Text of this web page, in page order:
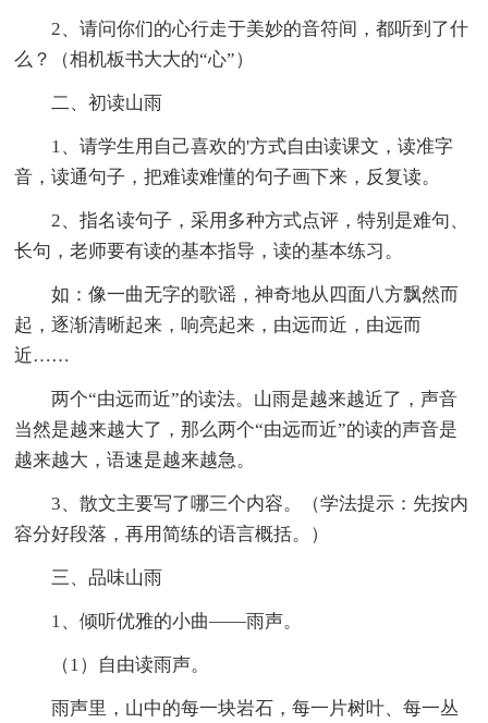
2、请问你们的心行走于美妙的音符间，都听到了什
么？（相机板书大大的“心”）
二、初读山雨
1、请学生用自己喜欢的'方式自由读课文，读准字
音，读通句子，把难读难懂的句子画下来，反复读。
2、指名读句子，采用多种方式点评，特别是难句、
长句，老师要有读的基本指导，读的基本练习。
如：像一曲无字的歌谣，神奇地从四面八方飘然而
起，逐渐清晰起来，响亮起来，由远而近，由远而
近……
两个“由远而近”的读法。山雨是越来越近了，声音
当然是越来越大了，那么两个“由远而近”的读的声音是
越来越大，语速是越来越急。
3、散文主要写了哪三个内容。（学法提示：先按内
容分好段落，再用简练的语言概括。）
三、品味山雨
1、倾听优雅的小曲——雨声。
（1）自由读雨声。
雨声里，山中的每一块岩石，每一片树叶、每一丛